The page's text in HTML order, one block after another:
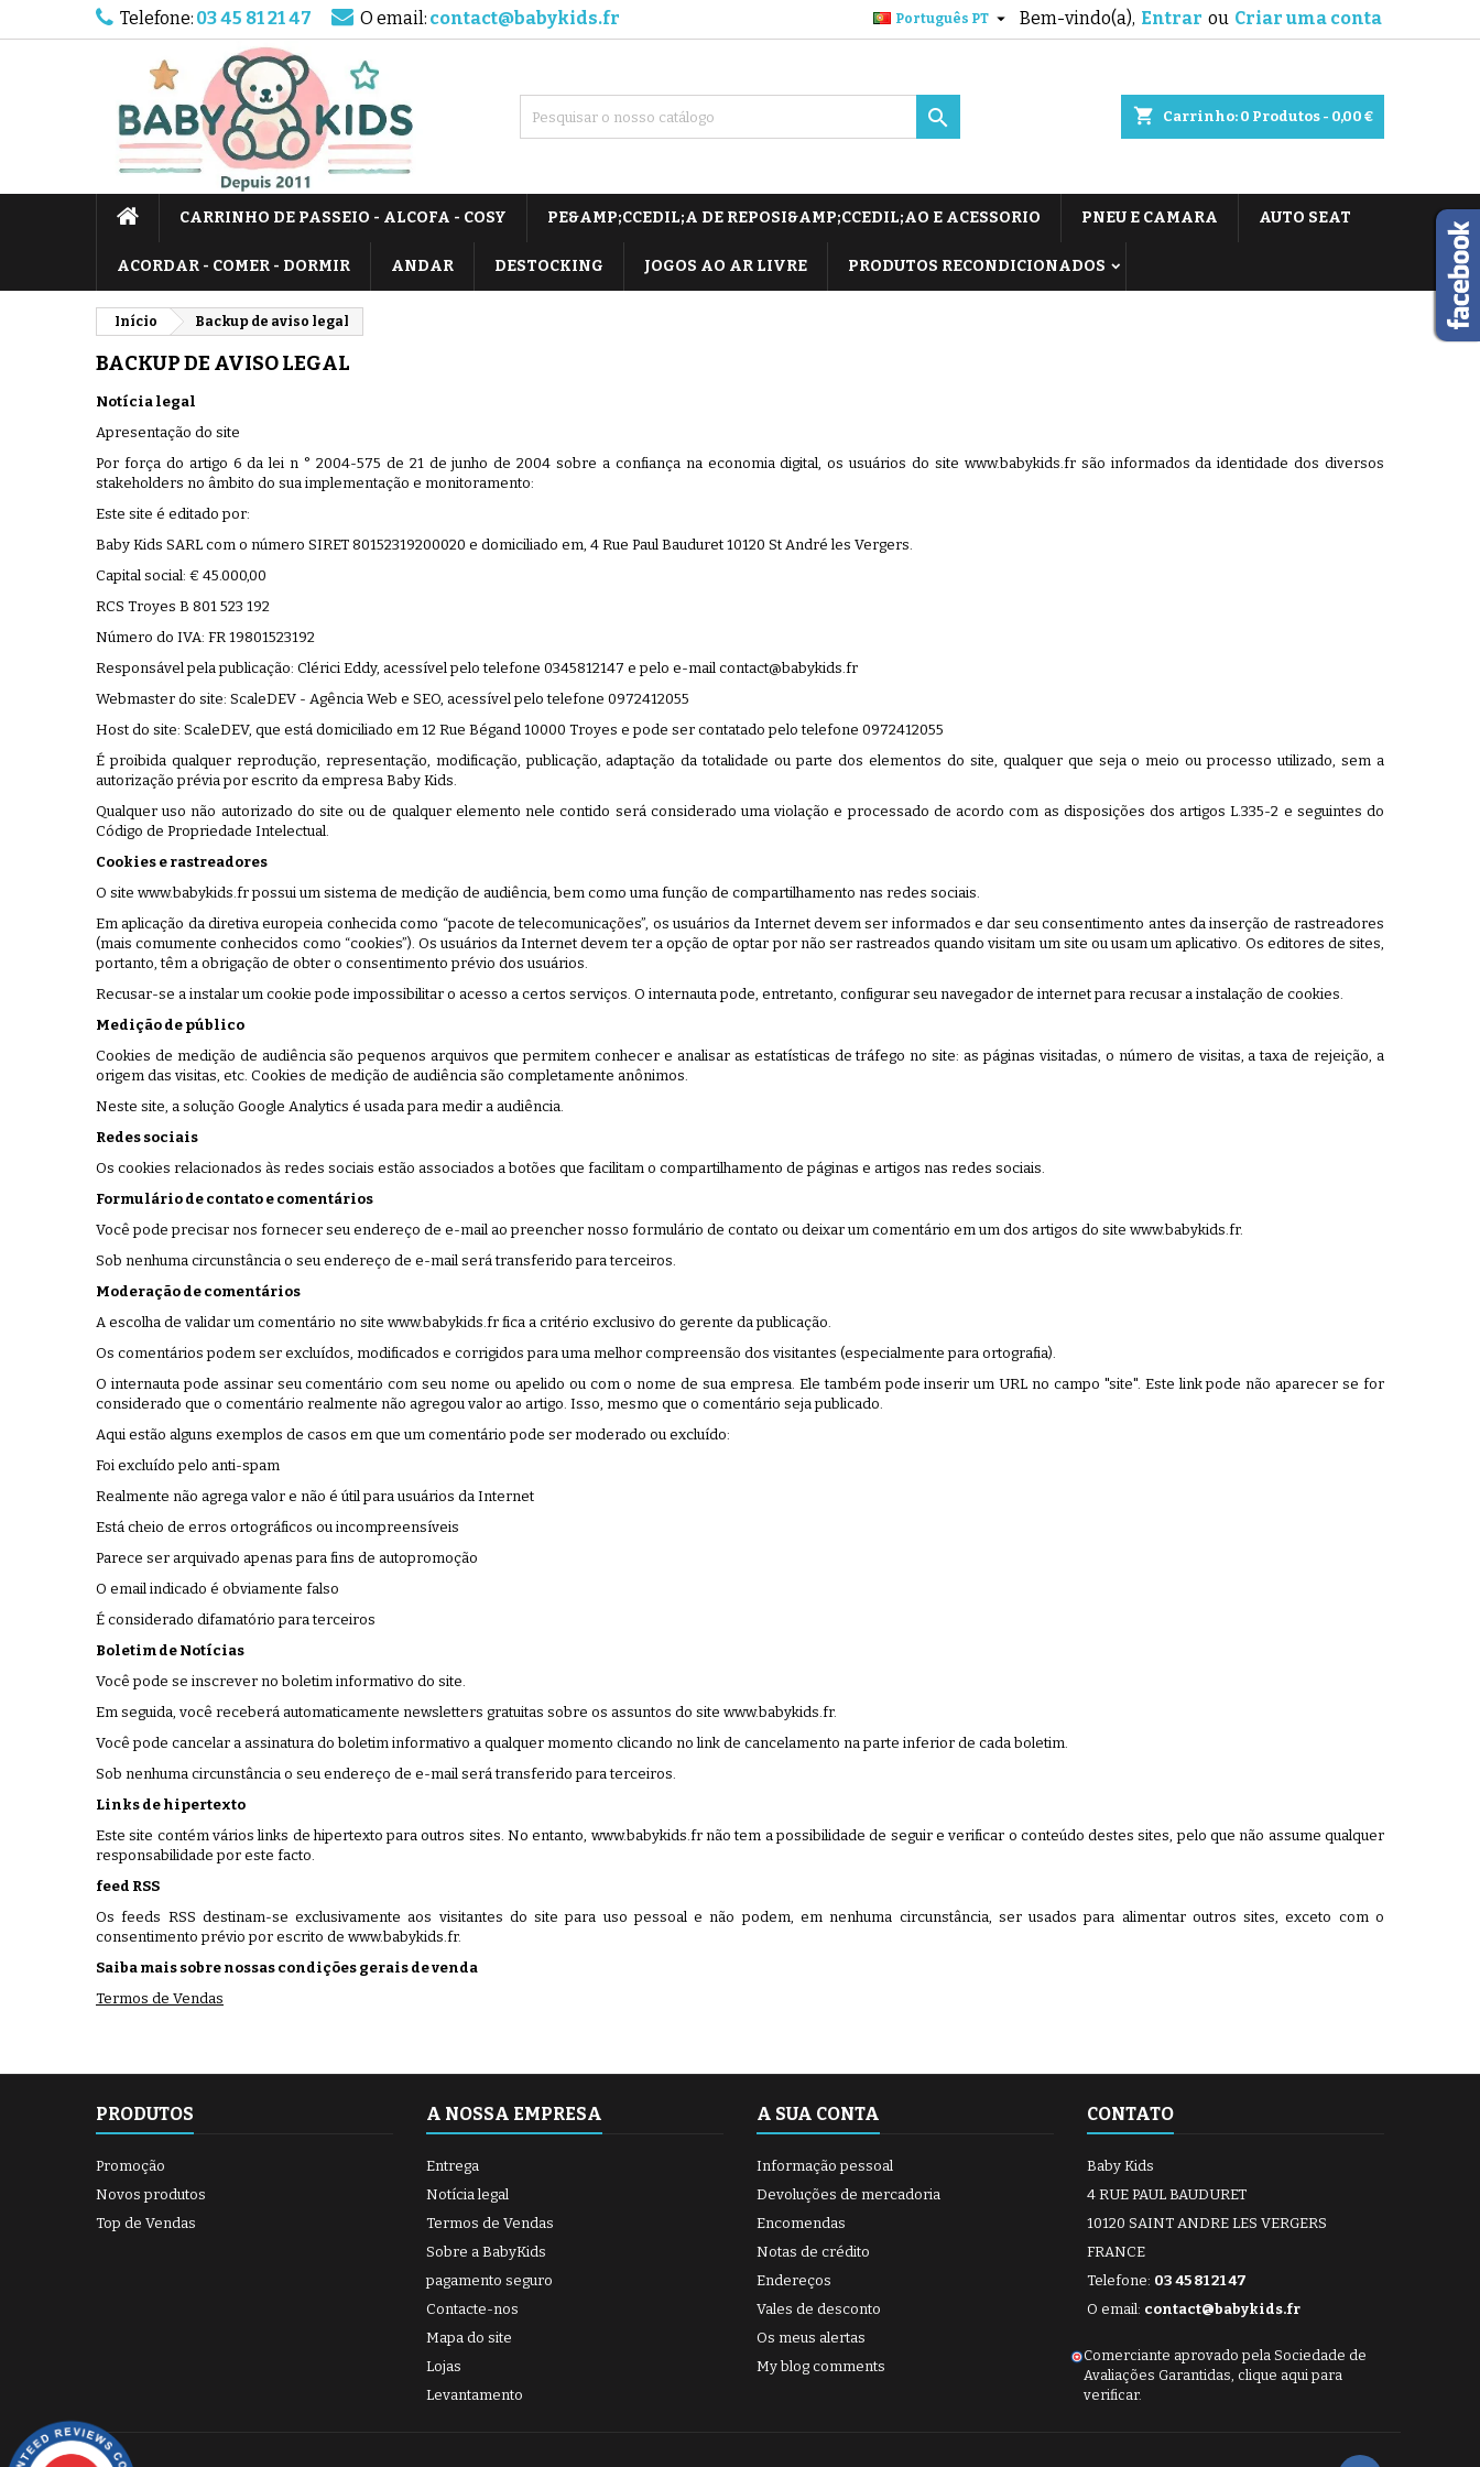
Telefone: 03 45 81 21 47 O email: contact@babykids.fr Bem-vindo(a), Entrar ou Criar uma conta
Português PT 
shopping_cart Carrinho: 0 Produtos - 0,00 €

CARRINHO DE PASSEIO - ALCOFA - COSY PE&AMP;CCEDIL;A DE REPOSI&AMP;CCEDIL;AO E ACESSORIO PNEU E CAMARA AUTO SEAT
ACORDAR - COMER - DORMIR ANDAR DESTOCKING JOGOS AO AR LIVRE PRODUTOS RECONDICIONADOS
Início Backup de aviso legal
BACKUP DE AVISO LEGAL
Notícia legal
Apresentação do site
Por força do artigo 6 da lei n ° 2004-575 de 21 de junho de 2004 sobre a confiança na economia digital, os usuários do site www.babykids.fr são informados da identidade dos diversos
stakeholders no âmbito do sua implementação e monitoramento:
Este site é editado por:
Baby Kids SARL com o número SIRET 80152319200020 e domiciliado em, 4 Rue Paul Bauduret 10120 St André les Vergers.
Capital social: € 45.000,00
RCS Troyes B 801 523 192
Número do IVA: FR 19801523192
Responsável pela publicação: Clérici Eddy, acessível pelo telefone 0345812147 e pelo e-mail contact@babykids.fr
Webmaster do site: ScaleDEV - Agência Web e SEO, acessível pelo telefone 0972412055
Host do site: ScaleDEV, que está domiciliado em 12 Rue Bégand 10000 Troyes e pode ser contatado pelo telefone 0972412055
É proibida qualquer reprodução, representação, modificação, publicação, adaptação da totalidade ou parte dos elementos do site, qualquer que seja o meio ou processo utilizado, sem a
autorização prévia por escrito da empresa Baby Kids.
Qualquer uso não autorizado do site ou de qualquer elemento nele contido será considerado uma violação e processado de acordo com as disposições dos artigos L.335-2 e seguintes do
Código de Propriedade Intelectual.
Cookies e rastreadores
O site www.babykids.fr possui um sistema de medição de audiência, bem como uma função de compartilhamento nas redes sociais.
Em aplicação da diretiva europeia conhecida como “pacote de telecomunicações”, os usuários da Internet devem ser informados e dar seu consentimento antes da inserção de rastreadores
(mais comumente conhecidos como “cookies”). Os usuários da Internet devem ter a opção de optar por não ser rastreados quando visitam um site ou usam um aplicativo. Os editores de sites,
portanto, têm a obrigação de obter o consentimento prévio dos usuários.
Recusar-se a instalar um cookie pode impossibilitar o acesso a certos serviços. O internauta pode, entretanto, configurar seu navegador de internet para recusar a instalação de cookies.
Medição de público
Cookies de medição de audiência são pequenos arquivos que permitem conhecer e analisar as estatísticas de tráfego no site: as páginas visitadas, o número de visitas, a taxa de rejeição, a
origem das visitas, etc. Cookies de medição de audiência são completamente anônimos.
Neste site, a solução Google Analytics é usada para medir a audiência.
Redes sociais
Os cookies relacionados às redes sociais estão associados a botões que facilitam o compartilhamento de páginas e artigos nas redes sociais.
Formulário de contato e comentários
Você pode precisar nos fornecer seu endereço de e-mail ao preencher nosso formulário de contato ou deixar um comentário em um dos artigos do site www.babykids.fr.
Sob nenhuma circunstância o seu endereço de e-mail será transferido para terceiros.
Moderação de comentários
A escolha de validar um comentário no site www.babykids.fr fica a critério exclusivo do gerente da publicação.
Os comentários podem ser excluídos, modificados e corrigidos para uma melhor compreensão dos visitantes (especialmente para ortografia).
O internauta pode assinar seu comentário com seu nome ou apelido ou com o nome de sua empresa. Ele também pode inserir um URL no campo "site". Este link pode não aparecer se for
considerado que o comentário realmente não agregou valor ao artigo. Isso, mesmo que o comentário seja publicado.
Aqui estão alguns exemplos de casos em que um comentário pode ser moderado ou excluído:
Foi excluído pelo anti-spam
Realmente não agrega valor e não é útil para usuários da Internet
Está cheio de erros ortográficos ou incompreensíveis
Parece ser arquivado apenas para fins de autopromoção
O email indicado é obviamente falso
É considerado difamatório para terceiros
Boletim de Notícias
Você pode se inscrever no boletim informativo do site.
Em seguida, você receberá automaticamente newsletters gratuitas sobre os assuntos do site www.babykids.fr.
Você pode cancelar a assinatura do boletim informativo a qualquer momento clicando no link de cancelamento na parte inferior de cada boletim.
Sob nenhuma circunstância o seu endereço de e-mail será transferido para terceiros.
Links de hipertexto
Este site contém vários links de hipertexto para outros sites. No entanto, www.babykids.fr não tem a possibilidade de seguir e verificar o conteúdo destes sites, pelo que não assume qualquer
responsabilidade por este facto.
feed RSS
Os feeds RSS destinam-se exclusivamente aos visitantes do site para uso pessoal e não podem, em nenhuma circunstância, ser usados para alimentar outros sites, exceto com o
consentimento prévio por escrito de www.babykids.fr.
Saiba mais sobre nossas condições gerais de venda
Termos de Vendas
PRODUTOS
Promoção
Novos produtos
Top de Vendas
A NOSSA EMPRESA
Entrega
Notícia legal
Termos de Vendas
Sobre a BabyKids
pagamento seguro
Contacte-nos
Mapa do site
Lojas
Levantamento
A SUA CONTA
Informação pessoal
Devoluções de mercadoria
Encomendas
Notas de crédito
Endereços
Vales de desconto
Os meus alertas
My blog comments
CONTATO
Baby Kids
4 RUE PAUL BAUDURET
10120 SAINT ANDRE LES VERGERS
FRANCE
Telefone: 03 45 81 21 47
O email: contact@babykids.fr
Comerciante aprovado pela Sociedade de
Avaliações Garantidas, clique aqui para
verificar.